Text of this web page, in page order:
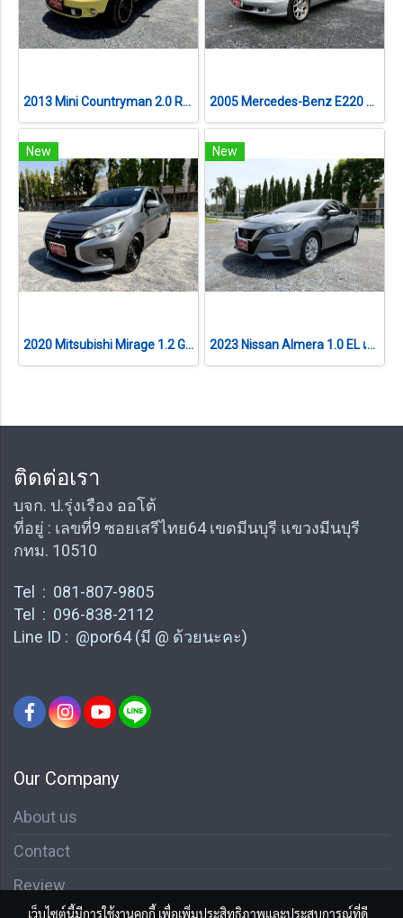
2013 Mini Countryman 2.0 R60 Cooper SD ALL4 4WD เกียร์ออโต้ 2005 Mercedes-Benz E220 2.1 W211 Classic CDI เกียร์อัตโนมัติ 5G-Tronic 5 สปีด
New
2020 Mitsubishi Mirage 1.2 GLX เกียร์ออโต้
New
2023 Nissan Almera 1.0 EL เกียร์ออโต้
ติดต่อเรา
บจก. ป.รุ่งเรือง ออโต้
ที่อยู่ : เลขที่9 ซอยเสรีไทย64 เขตมีนบุรี แขวงมีนบุรี
กทม. 10510
Tel : 081-807-9805
Tel : 096-838-2112
Line ID : @por64 (มี @ ด้วยนะคะ)
Our Company
About us
Contact
Review
เว็บไซต์นี้มีการใช้งานคุกกี้ เพื่อเพิ่มประสิทธิภาพและประสบการณ์ที่ดี